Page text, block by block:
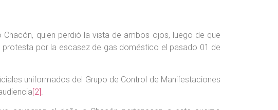
quien perdió la vista de ambos ojos, luego de que
protesta por la escasez de gas doméstico el pasado 01 de
uniformados del Grupo de Control de Manifestaciones
[2]